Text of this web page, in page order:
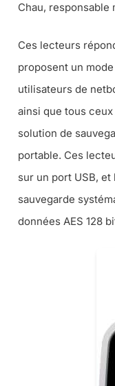
Chau, responsable
Ces lecteurs
proposent un
utilisateurs de
ainsi que tous
solution de
portable. Ces
sur un port USB,
sauvegarde
données AES 128